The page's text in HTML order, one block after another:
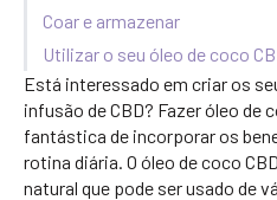
Está interessado em criar os
infusão de CBD? Fazer óleo de
fantástica de incorporar os
rotina diária. O óleo de coco
natural que pode ser usado de
Coar e armazenar
Utilizar o seu óleo de coco